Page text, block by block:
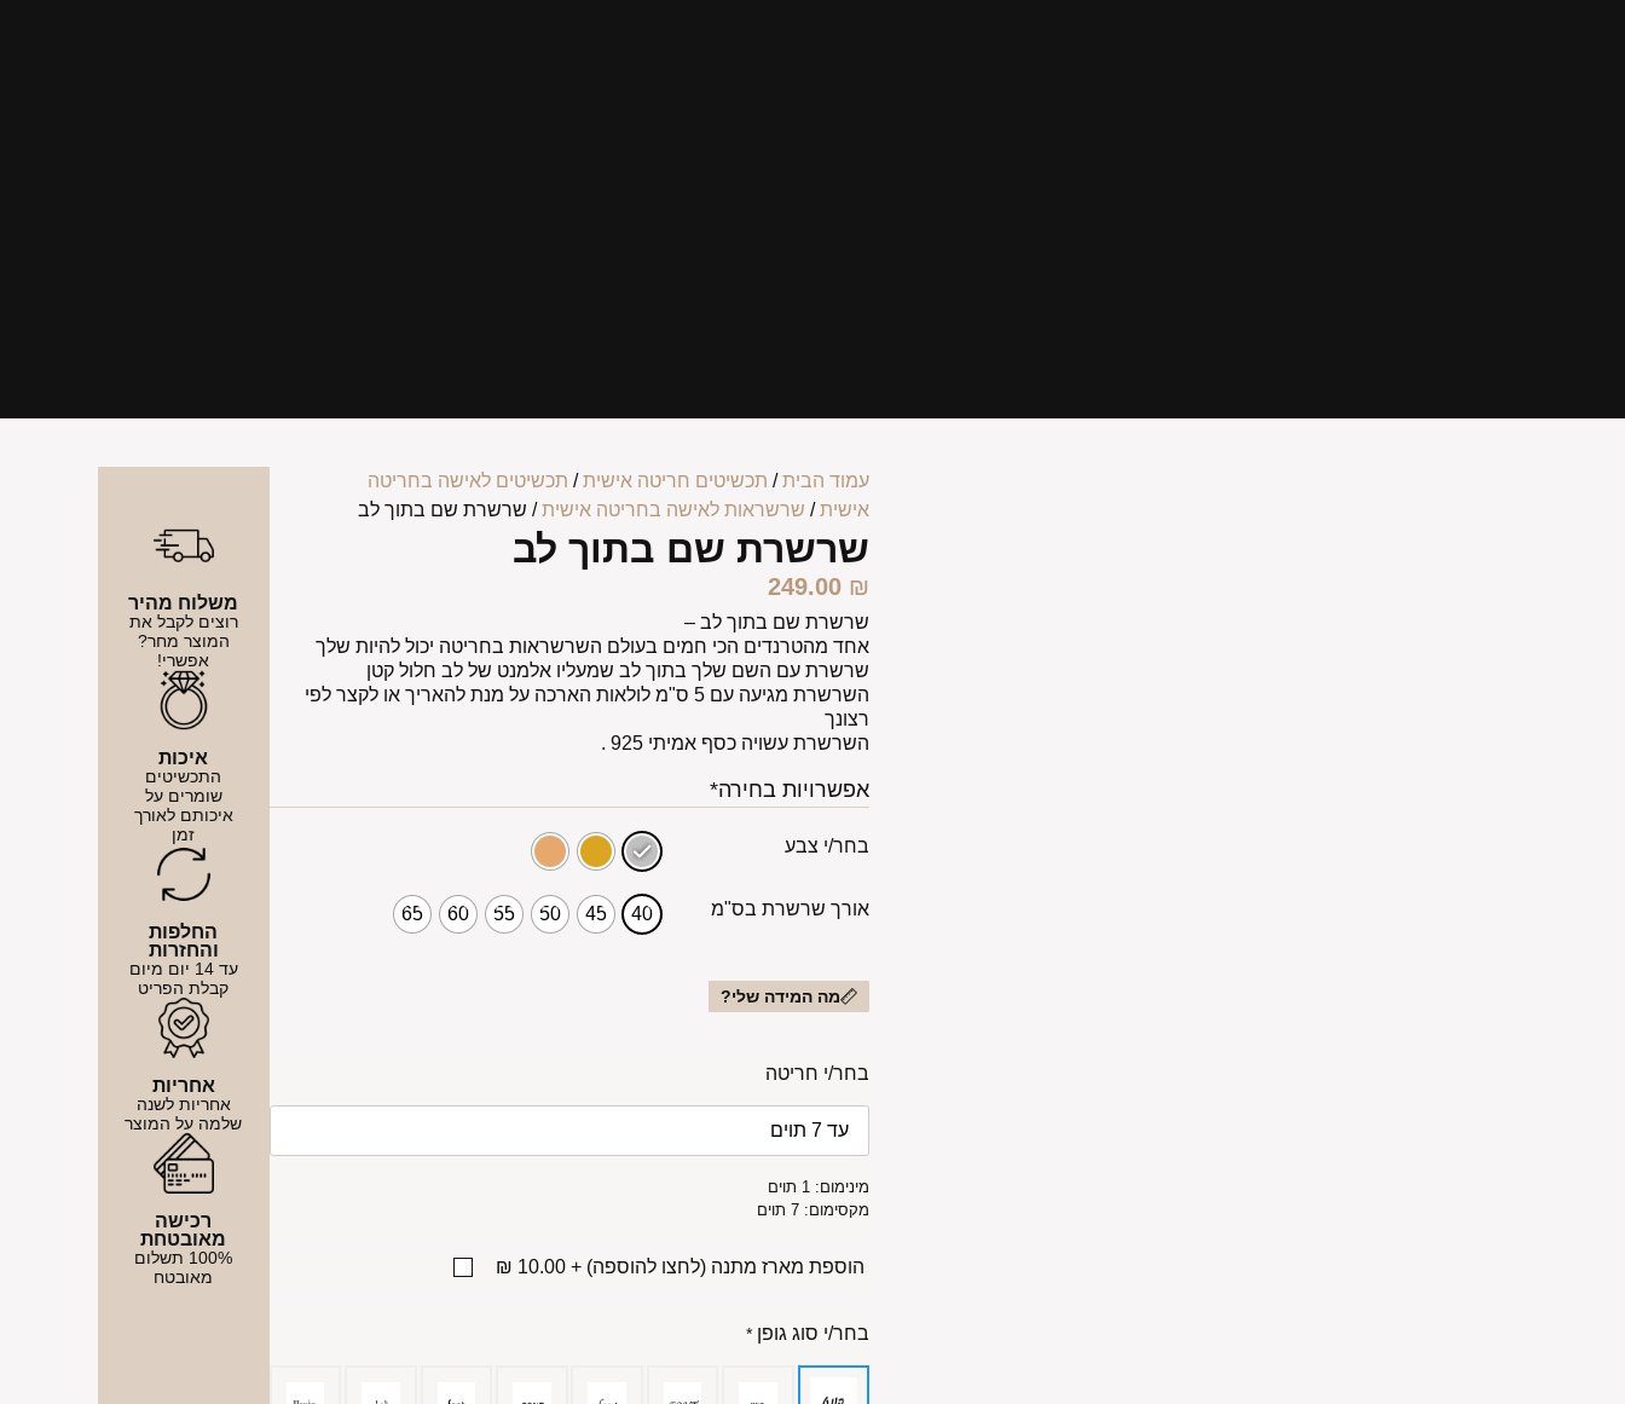
עמוד הבית/ תכשיטים חריטה אישית/ תכשיטים לאישה בחריטה
אישית/ שרשראות לאישה בחריטה אישית/ שרשרת שם בתוך לב
שרשרת שם בתוך לב
249.00 ₪
שרשרת שם בתוך לב –
אחד מהטרנדים הכי חמים בעולם השרשראות בחריטה יכול להיות שלך
שרשרת עם השם שלך בתוך לב שמעליו אלמנט של לב חלול קטן
השרשרת מגיעה עם 5 ס"מ לולאות הארכה על מנת להאריך או לקצר לפי
רצונך
השרשרת עשויה כסף אמיתי 925 .
אפשרויות בחירה*
בחר/י צבע
אורך שרשרת בס"מ 40
45
50
55
60
65
מה המידה שלי?
בחר/י חריטה
מינימום: 1 תוים
מקסימום: 7 תוים
הוספת מארז מתנה (לחצו להוספה) +
10.00 ₪
בחר/י סוג גופן *
משלוח מהיר
רוצים לקבל את
המוצר מחר?
אפשרי!
איכות
התכשיטים
שומרים על
איכותם לאורך
זמן
החלפות
והחזרות
עד 14 יום מיום
קבלת הפריט
אחריות
אחריות לשנה
שלמה על המוצר
רכישה
מאובטחת
100% תשלום
מאובטח